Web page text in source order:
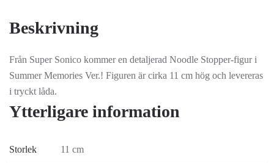
Beskrivning
Från Super Sonico kommer en detaljerad Noodle Stopper-figur i
Summer Memories Ver.! Figuren är cirka 11 cm hög och levereras
i tryckt låda.
Ytterligare information
Storlek 11 cm